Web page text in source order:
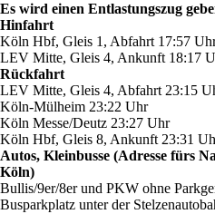
Es wird einen Entlastungszug
Hinfahrt
Köln Hbf, Gleis 1, Abfahrt 17:57
LEV Mitte, Gleis 4, Ankunft 18:17
Rückfahrt
LEV Mitte, Gleis 4, Abfahrt 23:15
Köln-Mülheim 23:22 Uhr
Köln Messe/Deutz 23:27 Uhr
Köln Hbf, Gleis 8, Ankunft 23:31
Autos, Kleinbusse (Adresse fürs
Köln)
Bullis/9er/8er und PKW ohne
Busparkplatz unter der